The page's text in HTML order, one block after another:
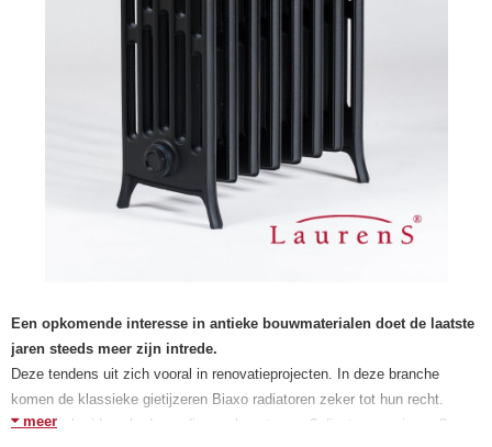
Een opkomende interesse in antieke bouwmaterialen doet de laatste
jaren steeds meer zijn intrede.
Deze tendens uit zich vooral in renovatieprojecten. In deze branche
komen de klassieke gietijzeren Biaxo radiatoren zeker tot hun recht.
Een uitgebreid aanbod van diverse hoogtes en 2 dieptes waarin we 8
meer